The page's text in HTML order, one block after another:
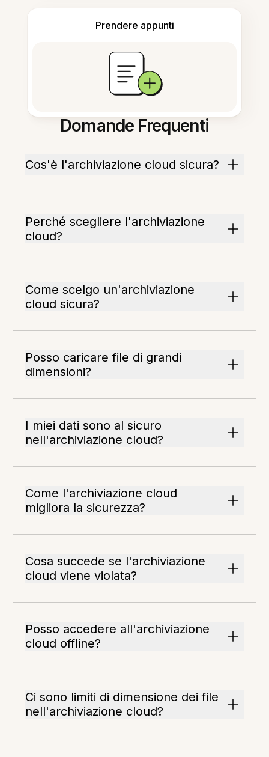
Prendere appunti
Domande Frequenti
Cos'è l'archiviazione cloud sicura?
Perché scegliere l'archiviazione
cloud?
Come scelgo un'archiviazione
cloud sicura?
Posso caricare file di grandi
dimensioni?
I miei dati sono al sicuro
nell'archiviazione cloud?
Come l'archiviazione cloud
migliora la sicurezza?
Cosa succede se l'archiviazione
cloud viene violata?
Posso accedere all'archiviazione
cloud offline?
Ci sono limiti di dimensione dei file
nell'archiviazione cloud?